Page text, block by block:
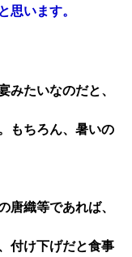
思います。
みたいなのだと、
もちろん、暑いの
唐織等であれば、
付け下げだと食事